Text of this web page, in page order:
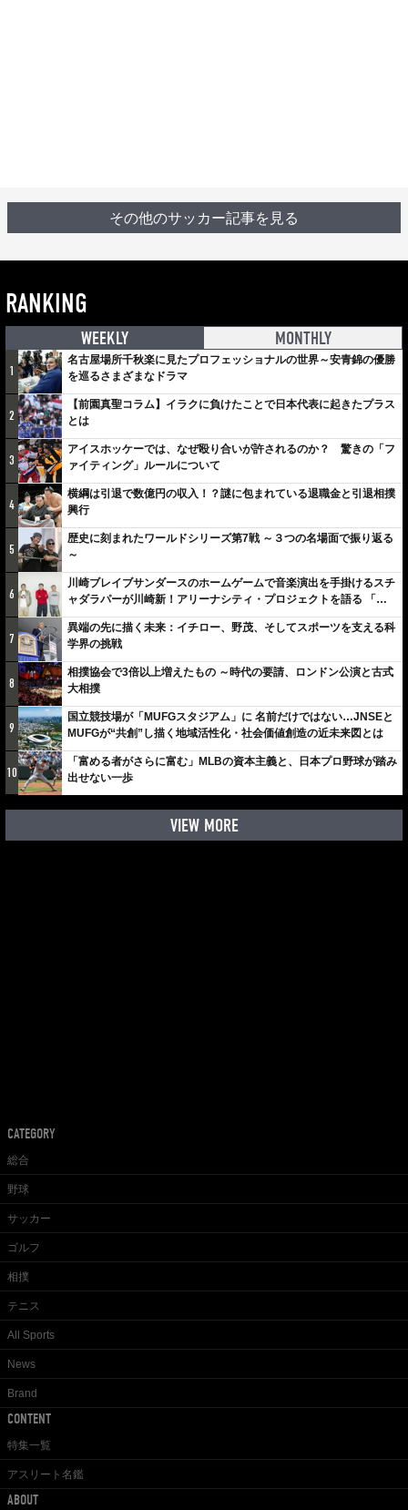
その他のサッカー記事を見る
RANKING
WEEKLY MONTHLY
1
名古屋場所千秋楽に見たプロフェッショナルの世界～安青錦の優勝
を巡るさまざまなドラマ
2
【前園真聖コラム】イラクに負けたことで日本代表に起きたプラス
とは
3
アイスホッケーでは、なぜ殴り合いが許されるのか？ 驚きの「フ
ァイティング」ルールについて
4
横綱は引退で数億円の収入！？謎に包まれている退職金と引退相撲
興行
5
歴史に刻まれたワールドシリーズ第7戦 ～３つの名場面で振り返る
～
6
川崎ブレイブサンダースのホームゲームで音楽演出を手掛けるスチ
ャダラパーが川崎新！アリーナシティ・プロジェクトを語る 「楽
しみでしかないでしょ。川崎は、ずっと成長曲線だから」
7
異端の先に描く未来：イチロー、野茂、そしてスポーツを支える科
学界の挑戦
8
相撲協会で3倍以上増えたもの ～時代の要請、ロンドン公演と古式
大相撲
9
国立競技場が「MUFGスタジアム」に 名前だけではない…JNSEと
MUFGが“共創”し描く地域活性化・社会価値創造の近未来図とは
10
「富める者がさらに富む」MLBの資本主義と、日本プロ野球が踏み
出せない一歩
VIEW MORE
CATEGORY
総合
野球
サッカー
ゴルフ
相撲
テニス
All Sports
News
Brand
CONTENT
特集一覧
アスリート名鑑
ABOUT